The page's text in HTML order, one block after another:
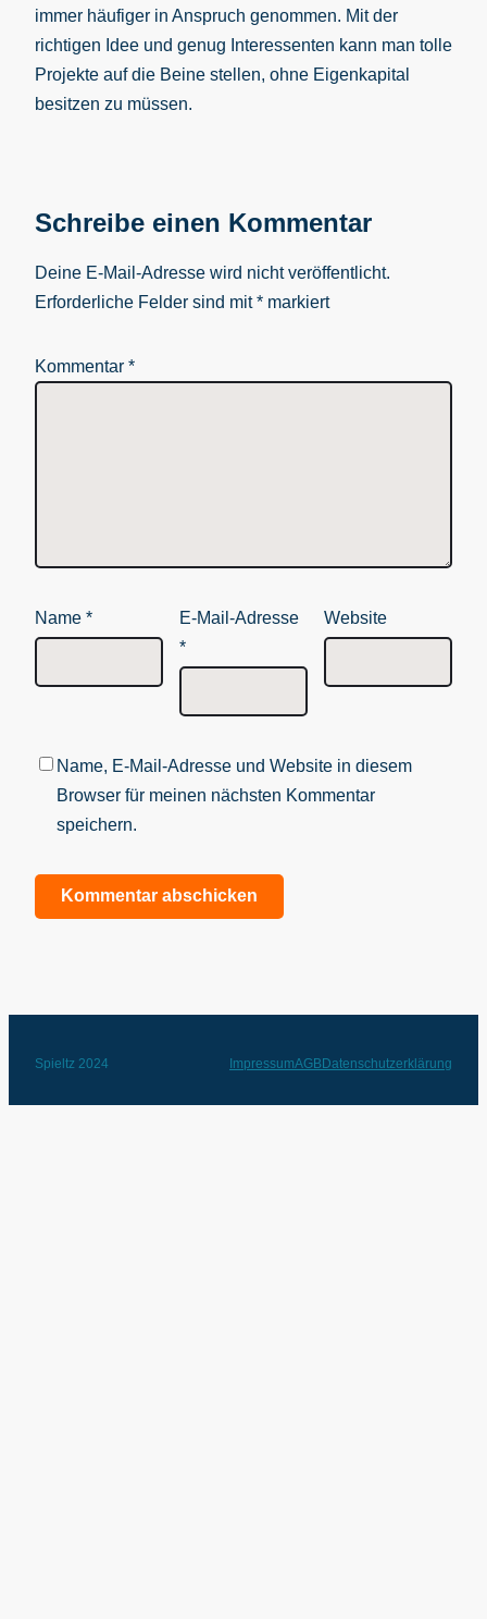
immer häufiger in Anspruch genommen. Mit der
richtigen Idee und genug Interessenten kann man tolle
Projekte auf die Beine stellen, ohne Eigenkapital
besitzen zu müssen.
Schreibe einen Kommentar
Deine E-Mail-Adresse wird nicht veröffentlicht.
Erforderliche Felder sind mit* markiert
Kommentar *
Name *
E-Mail-Adresse
*
Website
Name, E-Mail-Adresse und Website in diesem
Browser für meinen nächsten Kommentar
speichern.
Spieltz 2024 ImpressumAGBDatenschutzerklärung